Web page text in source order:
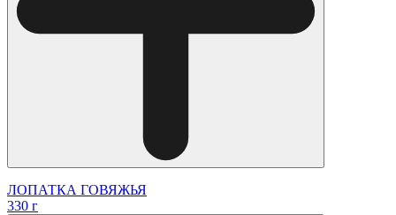
ЛОПАТКА ГОВЯЖЬЯ
330 г